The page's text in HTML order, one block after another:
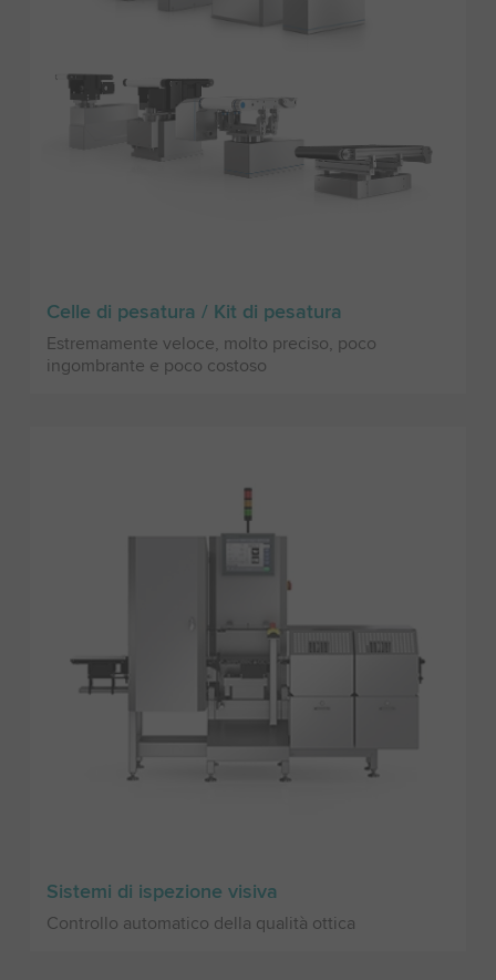
Celle di pesatura / Kit di pesatura
Estremamente veloce, molto preciso, poco
ingombrante e poco costoso
Sistemi di ispezione visiva
Controllo automatico della qualità ottica